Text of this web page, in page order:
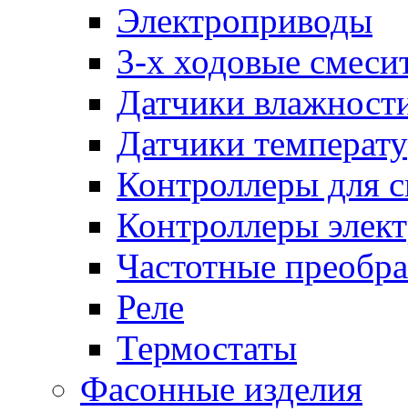
Электроприводы
3-х ходовые
Датчики
Датчики
Контроллеры для
Контроллеры
Частотные
Реле
Термостаты
Фасонные изделия